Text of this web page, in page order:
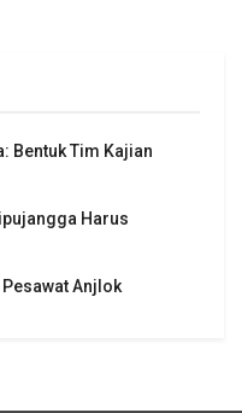
Bentuk Tim Kajian
Harus
Anjlok